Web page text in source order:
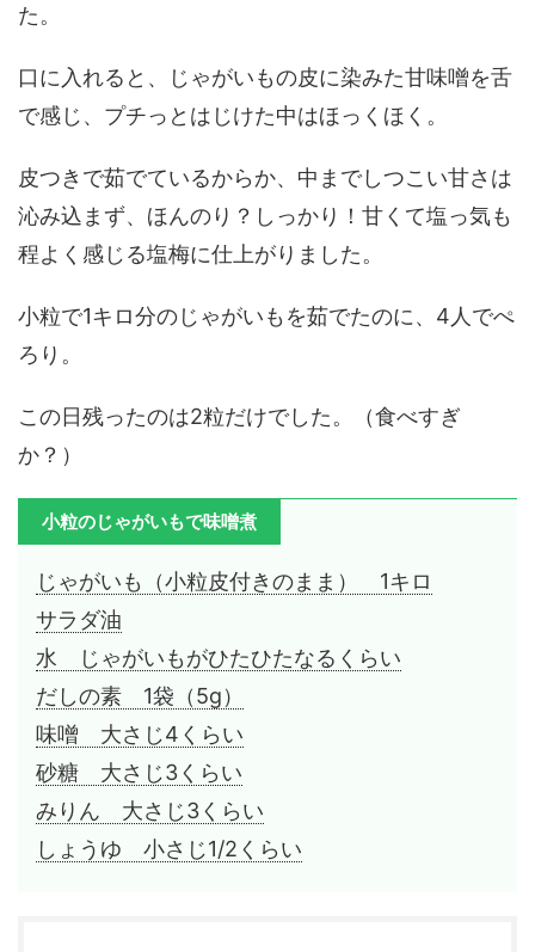
た。
口に入れると、じゃがいもの皮に染みた甘味噌を舌
で感じ、プチっとはじけた中はほっくほく。
皮つきで茹でているからか、中までしつこい甘さは
沁み込まず、ほんのり？しっかり！甘くて塩っ気も
程よく感じる塩梅に仕上がりました。
小粒で1キロ分のじゃがいもを茹でたのに、4人でぺ
ろり。
この日残ったのは2粒だけでした。（食べすぎ
か？）
小粒のじゃがいもで味噌煮
じゃがいも（小粒皮付きのまま） 1キロ
サラダ油
水 じゃがいもがひたひたなるくらい
だしの素 1袋（5g）
味噌 大さじ4くらい
砂糖 大さじ3くらい
みりん 大さじ3くらい
しょうゆ 小さじ1/2くらい